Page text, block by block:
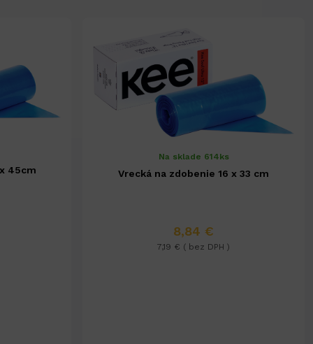
45cm
Na sklade 614ks
Vrecká na zdobenie 16 x 33 cm
8,84 €
7,19 € ( bez DPH )